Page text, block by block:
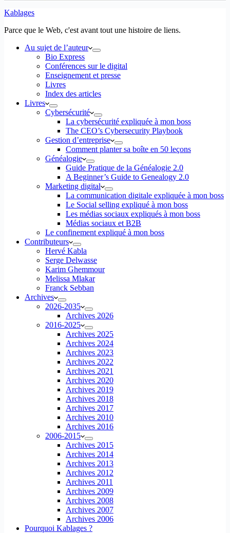
Kablages
Parce que le Web, c'est avant tout une histoire de liens.
Au sujet de l’auteur
Bio Express
Conférences sur le digital
Enseignement et presse
Livres
Index des articles
Livres
Cybersécurité
La cybersécurité expliquée à mon boss
The CEO’s Cybersecurity Playbook
Gestion d’entreprise
Comment planter sa boîte en 50 leçons
Généalogie
Guide Pratique de la Généalogie 2.0
A Beginner’s Guide to Genealogy 2.0
Marketing digital
La communication digitale expliquée à mon boss
Le Social selling expliqué à mon boss
Les médias sociaux expliqués à mon boss
Médias sociaux et B2B
Le confinement expliqué à mon boss
Contributeurs
Hervé Kabla
Serge Delwasse
Karim Ghemmour
Melissa Mlakar
Franck Sebban
Archives
2026-2035
Archives 2026
2016-2025
Archives 2025
Archives 2024
Archives 2023
Archives 2022
Archives 2021
Archives 2020
Archives 2019
Archives 2018
Archives 2017
Archives 2010
Archives 2016
2006-2015
Archives 2015
Archives 2014
Archives 2013
Archives 2012
Archives 2011
Archives 2009
Archives 2008
Archives 2007
Archives 2006
Pourquoi Kablages ?